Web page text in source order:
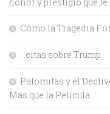
Cómo la Tragedia
…citas sobre Trump
Palomitas y el
Más que la Película